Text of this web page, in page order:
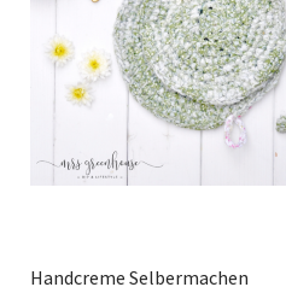
Handcreme Selbermachen